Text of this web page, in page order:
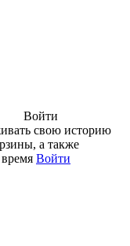
Войти
свою историю
а также
Войти